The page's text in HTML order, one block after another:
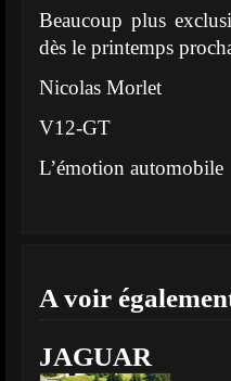
Beaucoup plus
dès le printemps
Nicolas Morlet
V12-GT
L’émotion automobile
A voir
JAGUAR